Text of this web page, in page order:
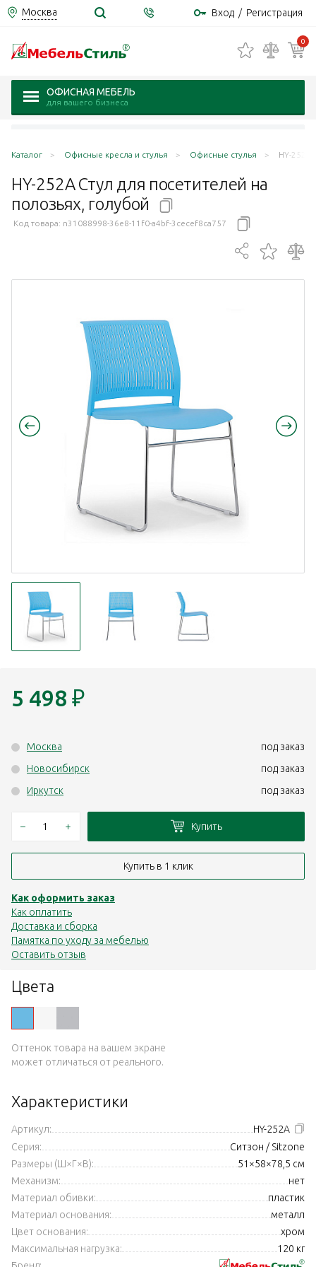
Москва Вход / Регистрация
0
ОФИСНАЯ МЕБЕЛЬ
для вашего бизнеса
Каталог Офисные кресла и стулья Офисные стулья HY-252A
HY-252A Стул для посетителей на
полозьях, голубой
Код товара: n31088998-36e8-11f0-a4bf-3cecef8ca757
Цвета
Оттенок товара на вашем экране
может отличаться от реального.
Характеристики
Артикул:
HY-252A
Серия:
Ситзон / Sitzone
Размеры (Ш×Г×В):
51×58×78,5 см
Механизм:
нет
Материал обивки:
пластик
Материал основания:
металл
Цвет основания:
хром
Максимальная нагрузка:
120 кг
5 498 ₽
Москва
под заказ
Новосибирск
под заказ
Иркутск
под заказ
– + Купить
Купить в 1 клик
Как оформить заказ
Как оплатить
Доставка и сборка
Памятка по уходу за мебелью
Оставить отзыв